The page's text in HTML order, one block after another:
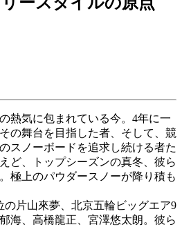
熱気に包まれている今。4年に一
の舞台を目指した者、そして、競
スノーボードを追求し続ける者た
ど、トップシーズンの真冬、彼ら
極上のパウダースノーが降り積も
の片山來夢、北京五輪ビッグエア9
海、高橋龍正、宮澤悠太朗。彼ら